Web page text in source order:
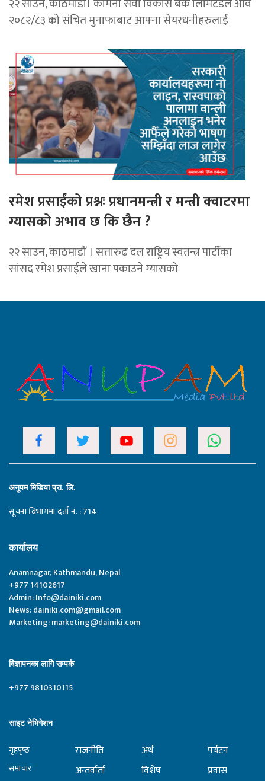
२०८२/८३ को संचित मुनाफाबाट आफ्ना सेयरधनीहरुलाई
रमेश प्रसाईंको प्रश्नः प्रधानमन्त्री र मन्त्री क्वाटरमा
ग्यासको अभाव छ कि छैन ?
२२ साउन, काठमाडौं । सत्तारुढ दल राष्ट्रिय स्वतन्त्र पार्टीका
सांसद रमेश प्रसाईंले खाना पकाउने ग्यासको
अनुपम मिडिया प्रा. लि.
सूचना विभागमा दर्ता नं. : 714
कार्यालय
Anamnagar, Kathmandu, Nepal
+977 14102617
Admin:Info@dainiki.com
News:dainiki.com@gmail.com
Marketing:marketing@dainiki.com
विज्ञापनका लागि सम्पर्क
+977 9810310115
साइट नेभिगेशन
गृहपृष्‍ठ
समाचार
राजनीति
अन्तर्वार्ता
अर्थ
विशेष
पर्यटन
प्रवास